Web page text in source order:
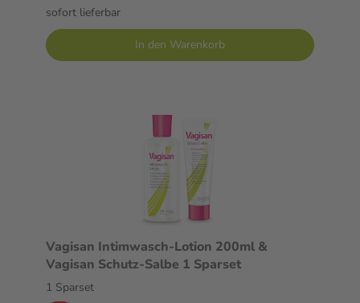
sofort lieferbar
In den Warenkorb
Vagisan Intimwasch-Lotion 200ml &
Vagisan Schutz-Salbe 1 Sparset
1 Sparset